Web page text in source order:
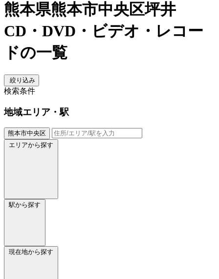
熊本県熊本市中央区坪井
CD・DVD・ビデオ・レコー
ドの一覧
絞り込み
検索条件
地域エリア・駅
熊本市中央区
エリアから探す
駅から探す
現在地から探す